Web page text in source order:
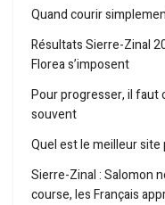
Quand courir
Résultats Sierre-Zinal
Florea s’imposent
Pour progresser, il faut
souvent
Quel est le meilleur
Sierre-Zinal : Salomon
course, les Français